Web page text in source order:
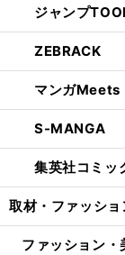
ジャンプ
ZEBRACK
マンガMeets
S-MANGA
集英社コミッ
取材・ファッショ
ファッション・